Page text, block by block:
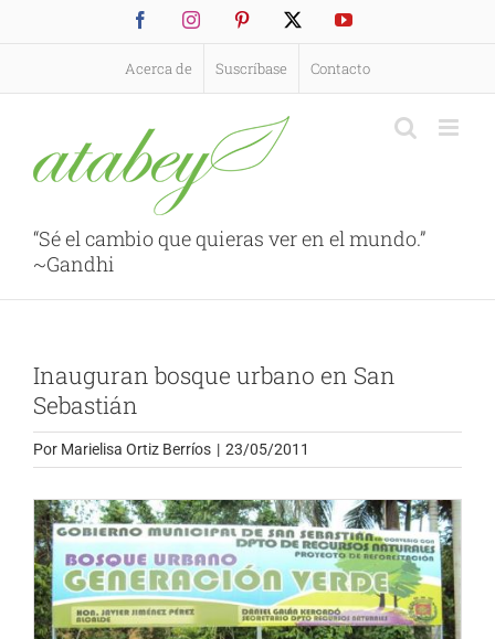
FacebookInstagramPinterest YouTube
Acerca de Suscríbase Contacto
“Sé el cambio que quieras ver en el mundo.”
~Gandhi
Inauguran bosque urbano en San
Sebastián
Por Marielisa Ortiz Berríos | 23/05/2011